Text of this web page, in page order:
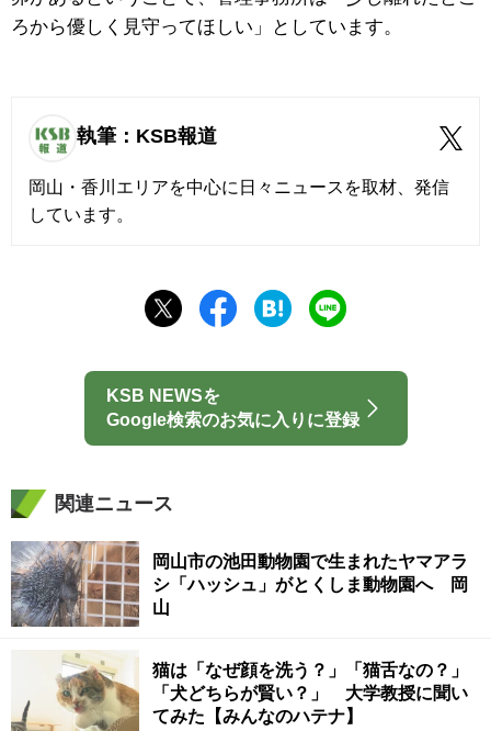
ろから優しく見守ってほしい」としています。
執筆：KSB報道
岡山・香川エリアを中心に日々ニュースを取材、発信
しています。
KSB NEWSを
Google検索のお気に入りに登録
関連ニュース
岡山市の池田動物園で生まれたヤマアラ
シ「ハッシュ」がとくしま動物園へ 岡
山
猫は「なぜ顔を洗う？」「猫舌なの？」
「犬どちらが賢い？」 大学教授に聞い
てみた【みんなのハテナ】